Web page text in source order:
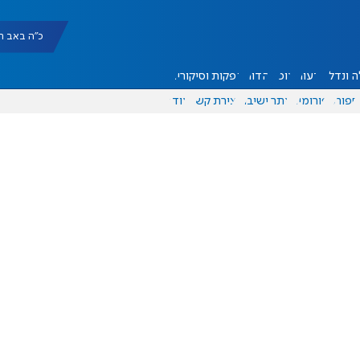
כ"ה באב תשפ"ו
ונדל"ן דעות אוכל יהדות הפקות וסיקורים
ספורט פורומים אתר ישיבה יצירת קשר עוד